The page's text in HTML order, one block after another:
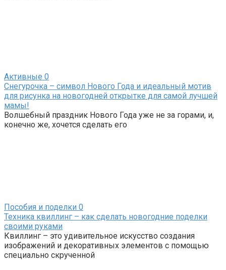
Активные 0
Снегурочка – символ Нового Года и идеальный мотив
для рисунка на новогодней открытке для самой лучшей
мамы!
Волшебный праздник Нового Года уже не за горами, и,
конечно же, хочется сделать его
Пособия и поделки 0
Техника квиллинг – как сделать новогодние поделки
своими руками
Квиллинг – это удивительное искусство создания
изображений и декоративных элементов с помощью
специально скрученной